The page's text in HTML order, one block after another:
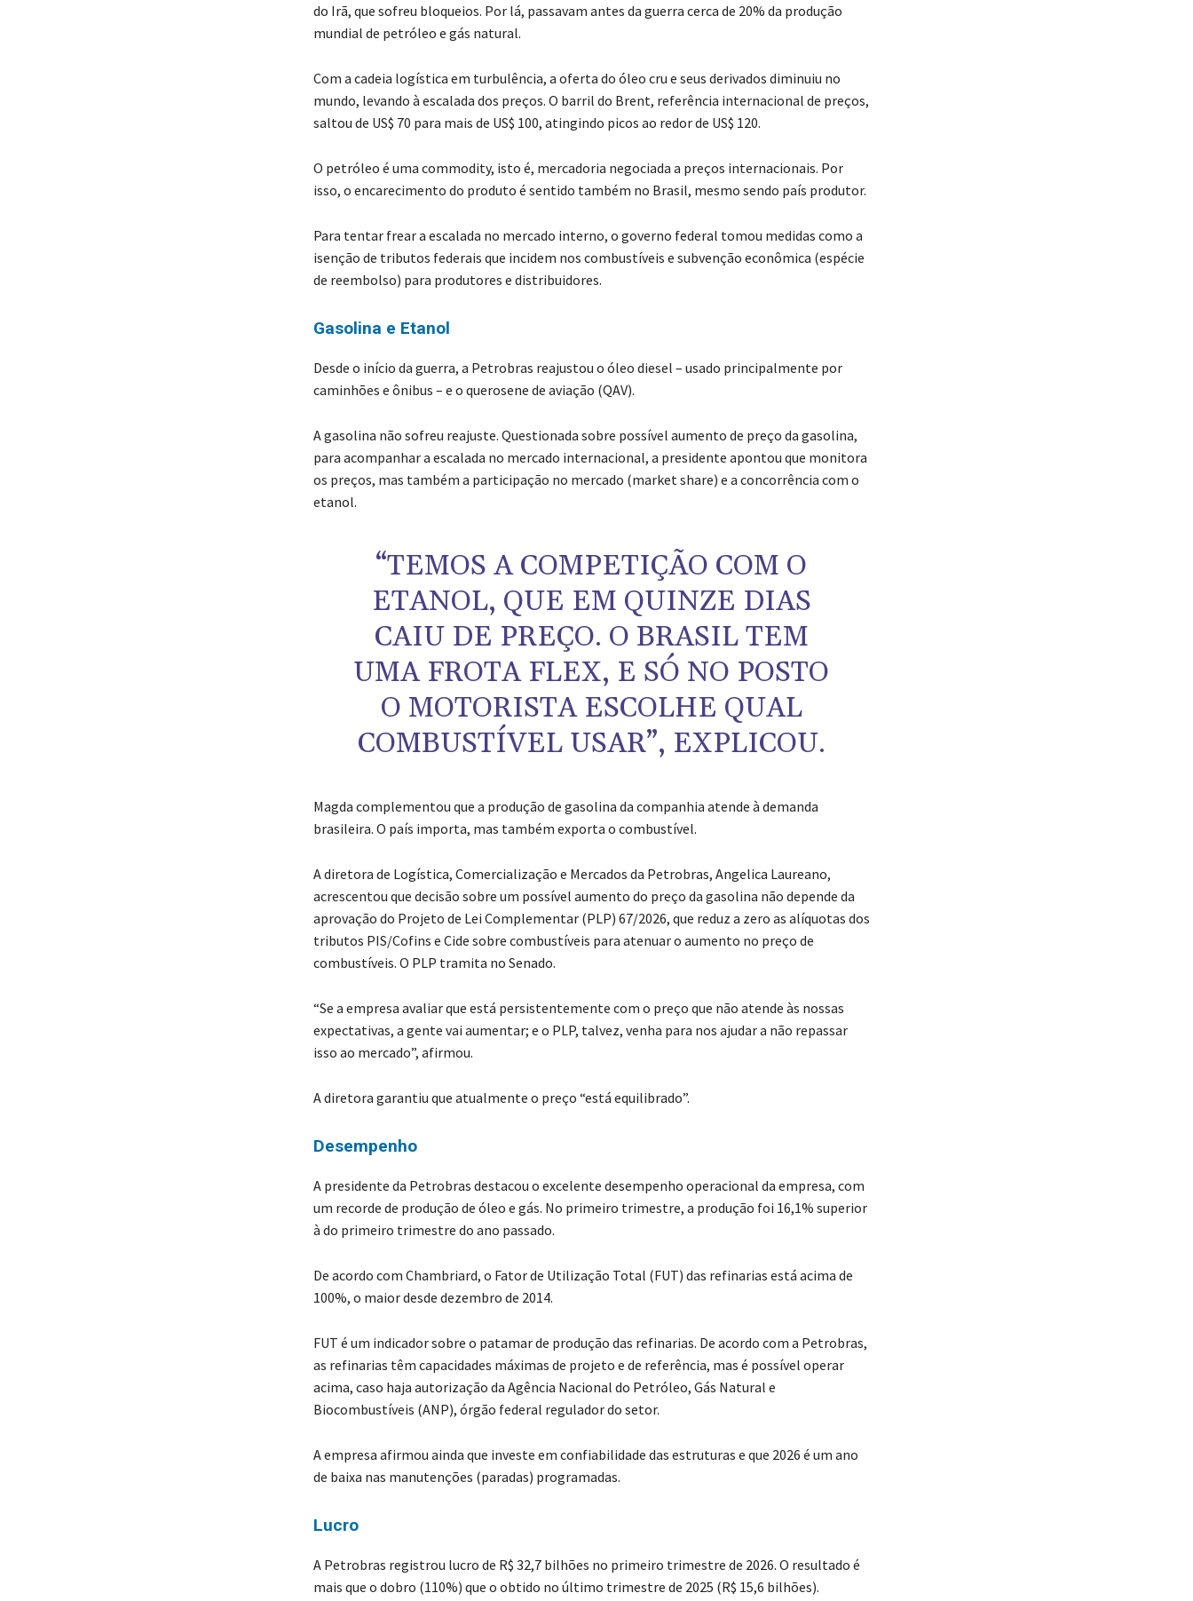
do Irã, que sofreu bloqueios. Por lá, passavam antes da guerra cerca de 20% da produção
mundial de petróleo e gás natural.
Com a cadeia logística em turbulência, a oferta do óleo cru e seus derivados diminuiu no
mundo, levando à escalada dos preços. O barril do Brent, referência internacional de preços,
saltou de US$ 70 para mais de US$ 100, atingindo picos ao redor de US$ 120.
O petróleo é uma commodity, isto é, mercadoria negociada a preços internacionais. Por
isso, o encarecimento do produto é sentido também no Brasil, mesmo sendo país produtor.
Para tentar frear a escalada no mercado interno, o governo federal tomou medidas como a
isenção de tributos federais que incidem nos combustíveis e subvenção econômica (espécie
de reembolso) para produtores e distribuidores.
Gasolina e Etanol
Desde o início da guerra, a Petrobras reajustou o óleo diesel – usado principalmente por
caminhões e ônibus – e o querosene de aviação (QAV).
A gasolina não sofreu reajuste. Questionada sobre possível aumento de preço da gasolina,
para acompanhar a escalada no mercado internacional, a presidente apontou que monitora
os preços, mas também a participação no mercado (market share) e a concorrência com o
etanol.
“TEMOS A COMPETIÇÃO COM O
ETANOL, QUE EM QUINZE DIAS
CAIU DE PREÇO. O BRASIL TEM
UMA FROTA FLEX, E SÓ NO POSTO
O MOTORISTA ESCOLHE QUAL
COMBUSTÍVEL USAR”, EXPLICOU.
Magda complementou que a produção de gasolina da companhia atende à demanda
brasileira. O país importa, mas também exporta o combustível.
A diretora de Logística, Comercialização e Mercados da Petrobras, Angelica Laureano,
acrescentou que decisão sobre um possível aumento do preço da gasolina não depende da
aprovação do Projeto de Lei Complementar (PLP) 67/2026, que reduz a zero as alíquotas dos
tributos PIS/Cofins e Cide sobre combustíveis para atenuar o aumento no preço de
combustíveis. O PLP tramita no Senado.
“Se a empresa avaliar que está persistentemente com o preço que não atende às nossas
expectativas, a gente vai aumentar; e o PLP, talvez, venha para nos ajudar a não repassar
isso ao mercado”, afirmou.
A diretora garantiu que atualmente o preço “está equilibrado”.
Desempenho
A presidente da Petrobras destacou o excelente desempenho operacional da empresa, com
um recorde de produção de óleo e gás. No primeiro trimestre, a produção foi 16,1% superior
à do primeiro trimestre do ano passado.
De acordo com Chambriard, o Fator de Utilização Total (FUT) das refinarias está acima de
100%, o maior desde dezembro de 2014.
FUT é um indicador sobre o patamar de produção das refinarias. De acordo com a Petrobras,
as refinarias têm capacidades máximas de projeto e de referência, mas é possível operar
acima, caso haja autorização da Agência Nacional do Petróleo, Gás Natural e
Biocombustíveis (ANP), órgão federal regulador do setor.
A empresa afirmou ainda que investe em confiabilidade das estruturas e que 2026 é um ano
de baixa nas manutenções (paradas) programadas.
Lucro
A Petrobras registrou lucro de R$ 32,7 bilhões no primeiro trimestre de 2026. O resultado é
mais que o dobro (110%) que o obtido no último trimestre de 2025 (R$ 15,6 bilhões).